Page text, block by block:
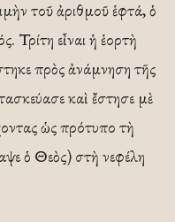
τοῦ ἀριθμοῦ ἑφτά, ὁ
Τρίτη εἶναι ἡ ἑορτὴ
πρὸς ἀνάμνηση τῆς
καὶ ἔστησε μὲ
ὡς πρότυπο τὴ
ὁ Θεὸς) στὴ νεφέλη